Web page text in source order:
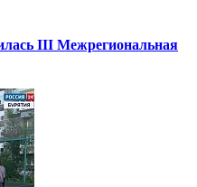
III Межрегиональная